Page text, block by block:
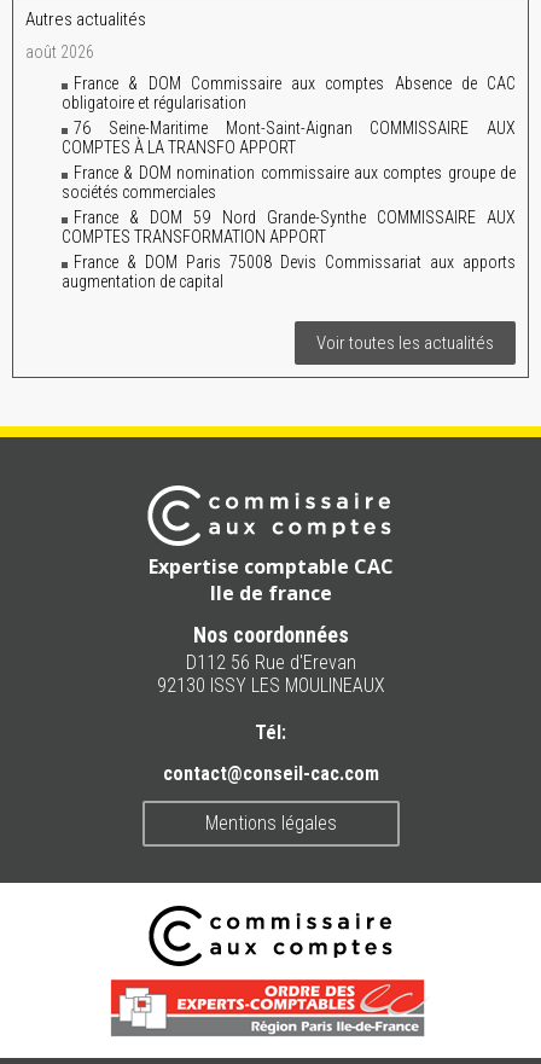
Autres actualités
août 2026
France & DOM Commissaire aux comptes Absence de CAC
obligatoire et régularisation
76 Seine-Maritime Mont-Saint-Aignan COMMISSAIRE AUX
COMPTES À LA TRANSFO APPORT
France & DOM nomination commissaire aux comptes groupe de
sociétés commerciales
France & DOM 59 Nord Grande-Synthe COMMISSAIRE AUX
COMPTES TRANSFORMATION APPORT
France & DOM Paris 75008 Devis Commissariat aux apports
augmentation de capital
Voir toutes les actualités
Expertise comptable CAC
Ile de france
Nos coordonnées
D112 56 Rue d'Erevan
92130 ISSY LES MOULINEAUX
Tél:
contact@conseil-cac.com
Mentions légales